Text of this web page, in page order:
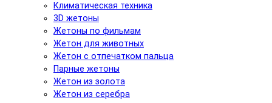
Климатическая техника
3D жетоны
Жетоны по фильмам
Жетон для животных
Жетон с отпечатком пальца
Парные жетоны
Жетон из золота
Жетон из серебра